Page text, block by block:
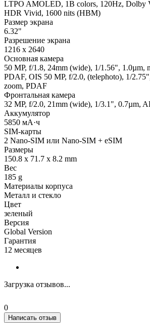
LTPO AMOLED, 1B colors, 120Hz, Dolby
HDR Vivid, 1600 nits (HBM)
Размер экрана
6.32"
Разрешение экрана
1216 x 2640
Основная камера
50 MP, f/1.8, 24mm (wide), 1/1.56", 1.0µm,
PDAF, OIS 50 MP, f/2.0, (telephoto), 1/
zoom, PDAF
Фронтальная камера
32 MP, f/2.0, 21mm (wide), 1/3.1", 0.7µm,
Аккумулятор
5850 мА·ч
SIM-карты
2 Nano-SIM или Nano-SIM + eSIM
Размеры
150.8 x 71.7 x 8.2 mm
Вес
185 g
Материалы корпуса
Металл и стекло
Цвет
зеленый
Версия
Global Version
Гарантия
12 месяцев
Загрузка отзывов...
0
Написать отзыв